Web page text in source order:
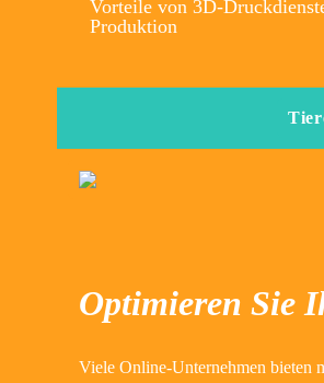
Vorteile von 3D-
Produktion
Optimieren Sie
Viele Online-Unternehmen bieten